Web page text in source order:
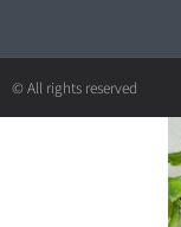
o
-
r
m
© All rights reserved